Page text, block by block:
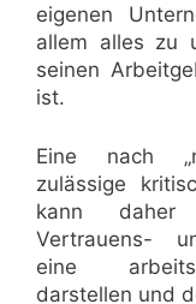
eigenen
allem alles zu
seinen
ist.
Eine nach
zulässige
kann daher
Vertrauens-
eine
darstellen und